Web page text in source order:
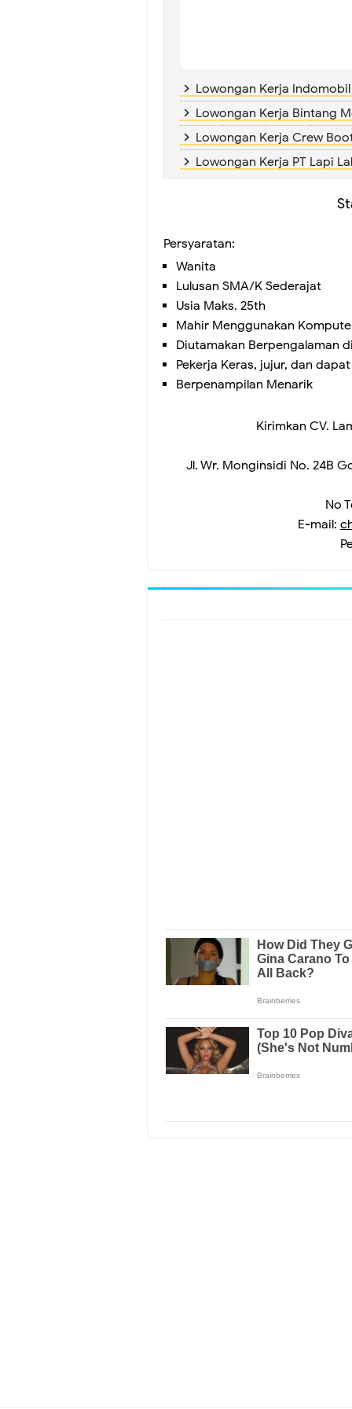
Lowongan Kerja
Lowongan Kerja Bintang
Lowongan Kerja Crew
Lowongan Kerja PT Lapi
Persyaratan:
Wanita
Lulusan SMA/K Sederajat
Usia Maks. 25th
Mahir Menggunakan
Diutamakan Berpengalaman
Pekerja Keras, jujur, dan
Berpenampilan Menarik
Kirimkan CV.
Jl. Wr. Monginsidi No. 24B
No
E-mail: